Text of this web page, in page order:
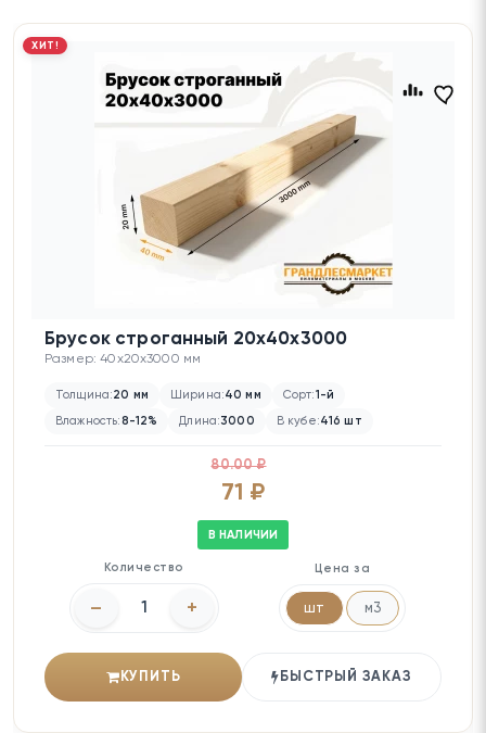
ХИТ!
Брусок строганный 20х40х3000
Размер: 40x20x3000 мм
Толщина:20 мм Ширина:40 мм Сорт:1-й
Влажность:8-12% Длина:3000 В кубе:416 шт
80.00 ₽
71 ₽
В НАЛИЧИИ
Количество
– +
Цена за
шт м3
КУПИТЬ БЫСТРЫЙ ЗАКАЗ